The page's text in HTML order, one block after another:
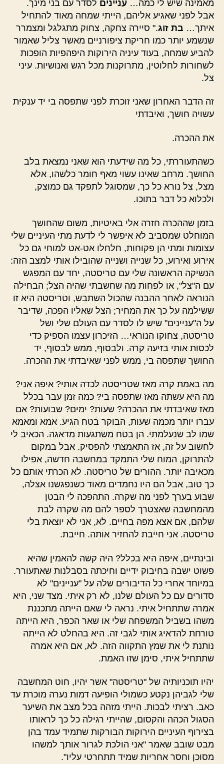
מאמינה שיש לי כמה… עניינים לסדר עם בני מינך.
אבל לפני שאגיע אליהם, הייתי שמחה מאוד להתחיל
איתך… בת זוג." סיירה צחקה, צחוק מתגלגל ומצמרר
שנשמע יותר כמו חריקת ציפורניים מאשר צליל שאמור
להביע שמחה, בעוד עיניה הירוקות היפהפיות הופכות
לשחורות לחלוטין, מתרוקנות מכל רגש ואנושיות. עיני
צל.
זה הדבר האחרון שאני זוכרת לפני שתפסה בי יד ענקית
עשויה חושך, ואיבדתי
את ההכרה.
כשהתעוררתי, כל מה שידעתי הוא שאני נמצאת בלב
החושך. מרחב שאינו עשוי מאף חומר כלשהו, אלא
מצל, צל נורא כל כך, שמסוגל לתפקד גם כמוצק,
ולכלוא כל דבר בתוכו.
בזמן שההכרה חזרה אלי באיטיות, משום שהחושך
המוחלט שמסביב לא איפשר לי לדעת מתי העיניים שלי
עצומות ומתי הן פקוחות, חלחלו אט-אט למוחי גם כל
אירוע ואירוע, כל שנייה ושנייה שהובילו אותי למצב הזה:
הנשיקה הראשונה שלי עם טריסטה, יחד עם המפגש
עם ה"צל", או לפחות מה שחשבתי שהיה הצל; הבחילה
הנוראה לאחר ההבנה שהכול השתבש, וטריסטה היא זו
ששילמה על כך את המחיר; הצל שאליו הפכה, שדיבר
על ה"עניינים" שיש לו לסדר עם העולם שלי ושל
טריסטה, צחוקו הנוראי… הזיכרון עצמו הספיק כדי
לכסות אותי בזיעה קרה. ולבסוף, ממש לבסוף, יד
החושך שתפסה בי, ממש לפני שאיבדתי את ההכרה.
מה באמת קרה מאז שטריסטה לכדה אותי? איפה אני?
מה היא עשתה מאז שתפסה בי? כמה זמן עבר בכלל
מאז שאיבדתי את ההכרה? שעות? ימים? שבועות? אם
עברו יותר מכמה שעות, הבוקר בטח הגיע. אמא ומאמא
שמו לב שנעלמתי. הן בטח משתגעות מדאגה. הכאיב לי
לחשוב על זה, אז התאמצתי להפסיק. אבל במקום
להתרוקן, המוח שלי התמקד במחשבה חדשה, אפילו
מכאיבה יותר. ההורים של טריסטה. לא הכרתי אותם כל
כך טוב, אבל הם היו נחמדים מאוד כשנפגשנו אצלה,
שבוע בערך לפני מה שקרה. התהפכה לי הבטן
מהמחשבה שאצטרך לספר להם מה שקרה לבת
שלהם, אם אצא מפה בחיים. לא, אני לא יוצאת בלי
טריסטה. אני חייבת להחזיר אותה. חייבת.
ובינתיים, איפה היא בכלל? היה קשה להאמין שהיא
פשוט ישבה בחיבוק ידיים וחיכתה בסבלנות שאתעורר.
במיוחד אחרי כל הדיבורים שלה על "עניינים" לא
סדורים עם כל העולם שלנו, לא רק איתי. מצד שני, היא
אמרה שתתחיל איתי. נראה לי שאם הייתה מתכננת
משהו בשביל המשפחה שלי או שאר הכפר, היא הייתה
טורחת להדאיג אותי לגבי זה. היא בהחלט לא הייתה
נותנת לי את שמץ התקווה הזה. לא, אם היא אמרה
שתתחיל איתי, סימן שזו האמת.
יהיו תוכניותיה של "טריסטה" אשר יהיו, חוט המחשבה
שלי לגביהן נקטע כשמולי הופיעה דמות נערה מוכרת עד
כאב. רציתי לבכות. הייתי מזהה בכל מצב את השיער
הסגול הכהה והקסום, שהייתי רגילה כל כך לראותו
בצירוף העיניים הירוקות הבורקות שתמיד עמד בהן
מבט שובב שאמר "אני הולכת לגרור אותך למשהו
מסוכן וחסר אחריות שמיד תתחרטי עליו".